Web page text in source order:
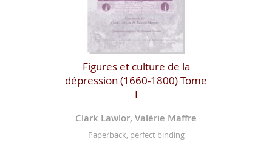
Figures et culture de la
dépression (1660-1800) Tome
I
Clark Lawlor, Valérie Maffre
Paperback, perfect binding